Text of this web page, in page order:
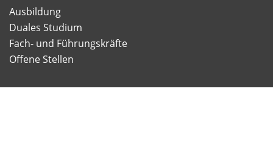
Ausbildung
Duales Studium
Fach- und Führungskräfte
Offene Stellen